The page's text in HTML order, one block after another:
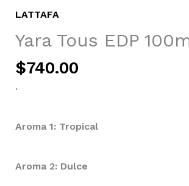
LATTAFA
Yara Tous EDP
$740.00
.
Aroma 1: Tropical
Aroma 2: Dulce